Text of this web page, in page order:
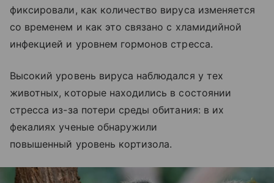
фиксировали, как количество вируса изменяется
со временем и как это связано с хламидийной
инфекцией и уровнем гормонов стресса.
Высокий уровень вируса наблюдался у тех
животных, которые находились в состоянии
стресса из-за потери среды обитания: в их
фекалиях ученые обнаружили
повышенный уровень кортизола.